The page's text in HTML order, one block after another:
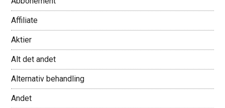
Affiliate
Aktier
Alt det andet
Alternativ behandling
Andet